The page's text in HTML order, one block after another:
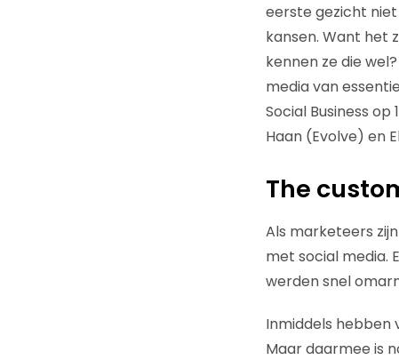
eerste gezicht
kansen. Want het
kennen ze die
media van
Social Business
Haan (Evolve) en
The
Als marketeers
met social media.
werden snel
Inmiddels hebben
Maar daarmee is